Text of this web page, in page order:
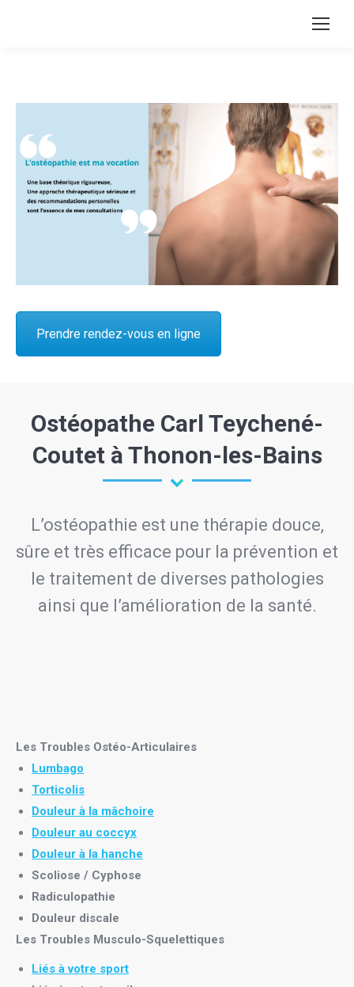
Prendre rendez-vous en ligne
Ostéopathe Carl Teychené-
Coutet à Thonon-les-Bains
L’ostéopathie est une thérapie douce,
sûre et très efficace pour la prévention et
le traitement de diverses pathologies
ainsi que l’amélioration de la santé.
Les Troubles Ostéo-Articulaires
Lumbago
Torticolis
Douleur à la mâchoire
Douleur au coccyx
Douleur à la hanche
Scoliose / Cyphose
Radiculopathie
Douleur discale
Les Troubles Musculo-Squelettiques
Liés à votre sport